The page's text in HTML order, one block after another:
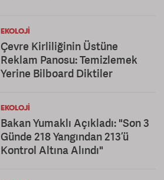
EKOLOJI
Çevre Kirliliğinin Üstüne
Reklam Panosu: Temizlemek
Yerine Bilboard Diktiler
EKOLOJI
Bakan Yumaklı Açıkladı: "Son 3
Günde 218 Yangından 213’ü
Kontrol Altına Alındı"